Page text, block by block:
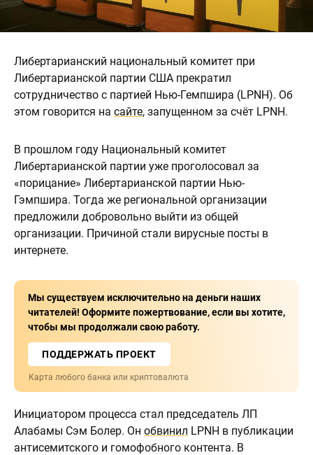
Либертарианский национальный комитет при
Либертарианской партии США прекратил
сотрудничество с партией Нью-Гемпшира (LPNH). Об
этом говорится на сайте, запущенном за счёт LPNH.
В прошлом году Национальный комитет
Либертарианской партии уже проголосовал за
«порицание» Либертарианской партии Нью-
Гэмпшира. Тогда же региональной организации
предложили добровольно выйти из общей
организации. Причиной стали вирусные посты в
интернете.
Мы существуем исключительно на деньги наших
читателей! Оформите пожертвование, если вы хотите,
чтобы мы продолжали свою работу.
ПОДДЕРЖАТЬ ПРОЕКТ
Карта любого банка или криптовалюта
Инициатором процесса стал председатель ЛП
Алабамы Сэм Болер. Он обвинил LPNH в публикации
антисемитского и гомофобного контента. В